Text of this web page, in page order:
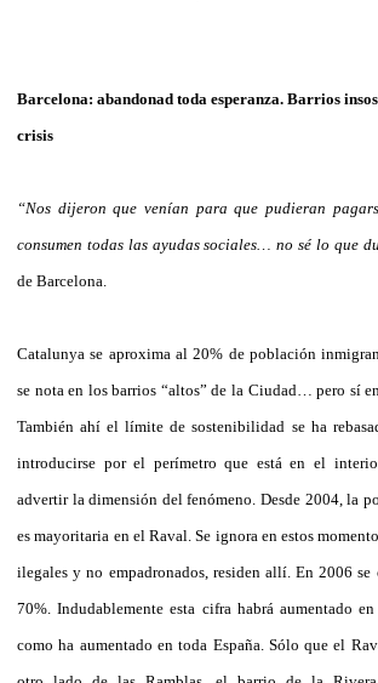
Barcelona: abandonad toda esperanza. Barrios
crisis
“Nos dijeron que venían para que pudieran
consumen todas las ayudas sociales… no sé lo que
de Barcelona.
Catalunya se aproxima al 20% de población
se nota en los barrios “altos” de la Ciudad… pero sí
También ahí el límite de sostenibilidad se ha
introducirse por el perímetro que está en el
advertir la dimensión del fenómeno. Desde 2004, la
es mayoritaria en el Raval. Se ignora en estos
ilegales y no empadronados, residen allí. En 2006 se
70%. Indudablemente esta cifra habrá aumentado
como ha aumentado en toda España. Sólo que el